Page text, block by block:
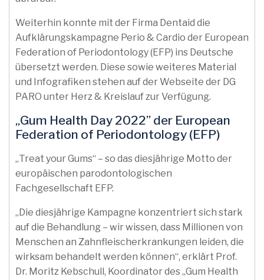
Weiterhin konnte mit der Firma Dentaid die
Aufklärungskampagne Perio & Cardio der European
Federation of Periodontology (EFP) ins Deutsche
übersetzt werden. Diese sowie weiteres Material
und Infografiken stehen auf der Webseite der DG
PARO unter Herz & Kreislauf zur Verfügung.
„Gum Health Day 2022” der European
Federation of Periodontology (EFP)
„Treat your Gums“ – so das diesjährige Motto der
europäischen parodontologischen
Fachgesellschaft EFP.
„Die diesjährige Kampagne konzentriert sich stark
auf die Behandlung – wir wissen, dass Millionen von
Menschen an Zahnfleischerkrankungen leiden, die
wirksam behandelt werden können“, erklärt Prof.
Dr. Moritz Kebschull, Koordinator des „Gum Health